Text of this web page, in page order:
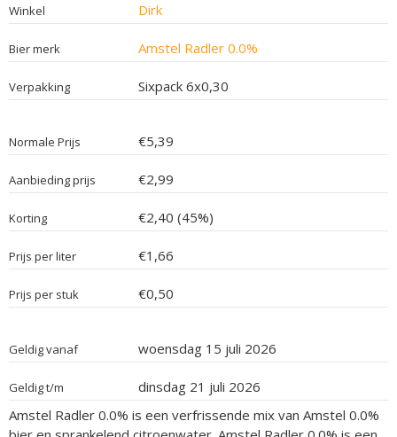
Winkel Dirk
Bier merk Amstel Radler 0.0%
Verpakking Sixpack 6x0,30
Normale Prijs €5,39
Aanbieding prijs €2,99
Korting €2,40 (45%)
Prijs per liter €1,66
Prijs per stuk €0,50
Geldig vanaf woensdag 15 juli 2026
Geldig t/m
dinsdag 21 juli 2026
Amstel Radler 0.0% is een verfrissende mix van Amstel 0.0%